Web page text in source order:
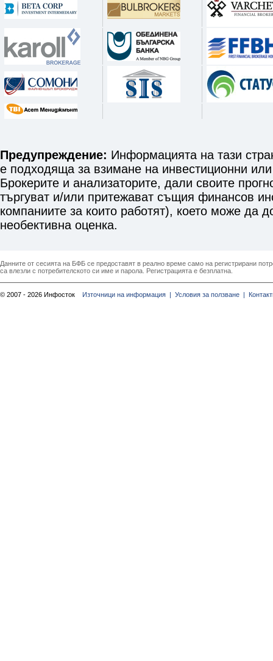
Предупреждение: Информацията на тази
е подходяща за взимане на инвестиционни
Брокерите и анализаторите, дали своите
търгуват и/или притежават същия финансов
компаниите за които работят), което може да
необективна оценка.
Данните от сесията на БФБ се предоставят в реално време само на регистрирани
са влезли с потребителското си име и парола. Регистрацията е безплатна.
© 2007 - 2026 Инфосток Източници на информация | Условия за ползване |